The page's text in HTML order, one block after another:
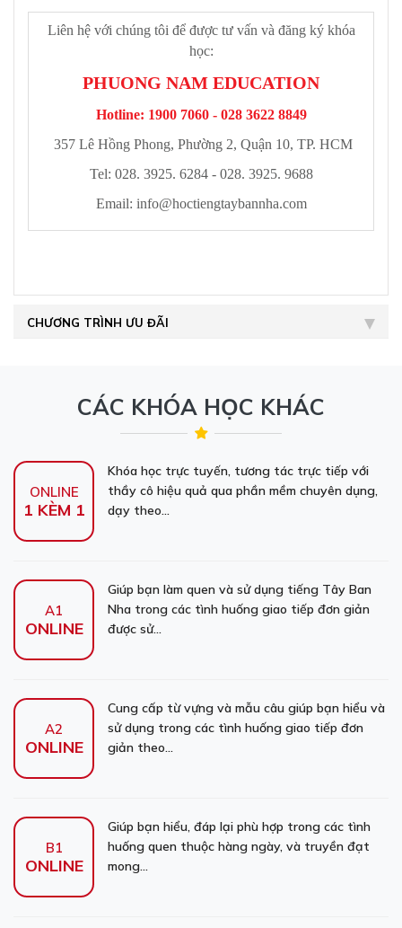
Liên hệ với chúng tôi để được tư vấn và đăng ký khóa
học:
PHUONG NAM EDUCATION
Hotline: 1900 7060 - 028 3622 8849
357 Lê Hồng Phong, Phường 2, Quận 10, TP. HCM
Tel: 028. 3925. 6284 - 028. 3925. 9688
Email: info@hoctiengtaybannha.com
CHƯƠNG TRÌNH ƯU ĐÃI
CÁC KHÓA HỌC KHÁC
ONLINE
1 KÈM 1
Khóa học trực tuyến, tương tác trực tiếp với
thầy cô hiệu quả qua phần mềm chuyên dụng,
dạy theo...
A1
ONLINE
Giúp bạn làm quen và sử dụng tiếng Tây Ban
Nha trong các tình huống giao tiếp đơn giản
được sử...
A2
ONLINE
Cung cấp từ vựng và mẫu câu giúp bạn hiểu và
sử dụng trong các tình huống giao tiếp đơn
giản theo...
B1
ONLINE
Giúp bạn hiểu, đáp lại phù hợp trong các tình
huống quen thuộc hàng ngày, và truyền đạt
mong...